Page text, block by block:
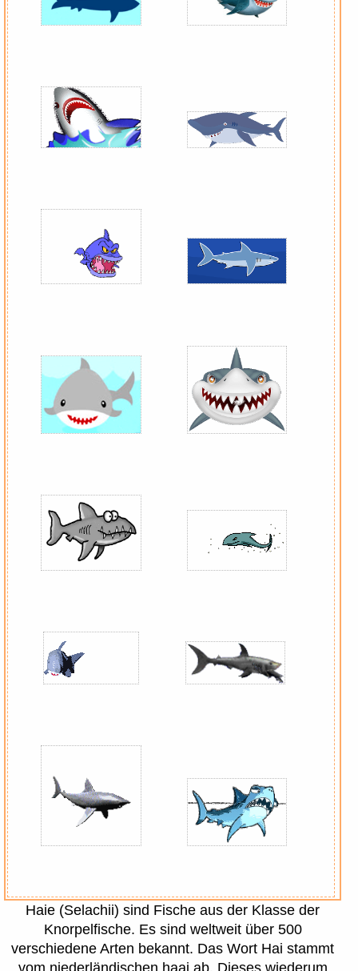
Haie (Selachii) sind Fische aus der Klasse der
Knorpelfische. Es sind weltweit über 500
verschiedene Arten bekannt. Das Wort Hai stammt